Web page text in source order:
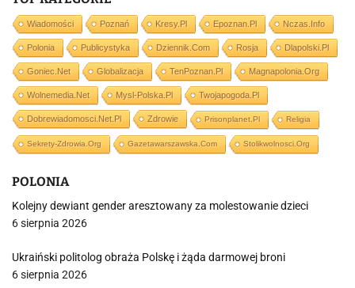
Wiadomości Poznań Kresy.pl Epoznan.pl Nczas.info
Polonia Publicystyka Dziennik.com Rosja Dlapolski.pl
Goniec.net Globalizacja TenPoznan.pl Magnapolonia.org
Wolnemedia.net Mysl-Polska.pl Twojapogoda.pl
Dobrewiadomosci.net.pl Zdrowie Prisonplanet.pl Religia
Sekrety-Zdrowia.org Gazetawarszawska.com Stolikwolnosci.org
POLONIA
Kolejny dewiant gender aresztowany za molestowanie dzieci
6 sierpnia 2026
Ukraiński politolog obraża Polskę i żąda darmowej broni
6 sierpnia 2026